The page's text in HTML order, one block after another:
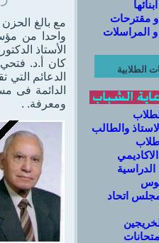
مقترحات
و المراسلات
الطلابية
والطالب
الدراسية
اتحاد
مع بالغ
واحدا من
كان أ.د.
الدعائم
الدائمة فى
ومعرفة. .